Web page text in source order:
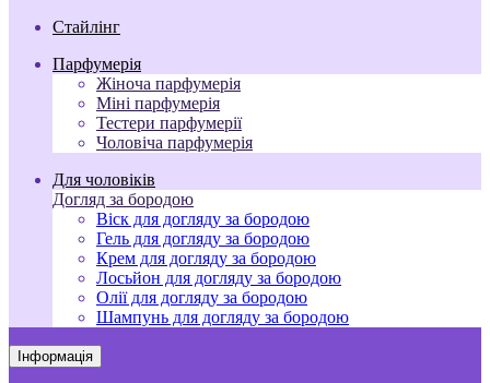
Стайлінг
Парфумерія
Жіноча парфумерія
Міні парфумерія
Тестери парфумерії
Чоловіча парфумерія
Для чоловіків
Догляд за бородою
Віск для догляду за бородою
Гель для догляду за бородою
Крем для догляду за бородою
Лосьйон для догляду за бородою
Олії для догляду за бородою
Шампунь для догляду за бородою
Інформація